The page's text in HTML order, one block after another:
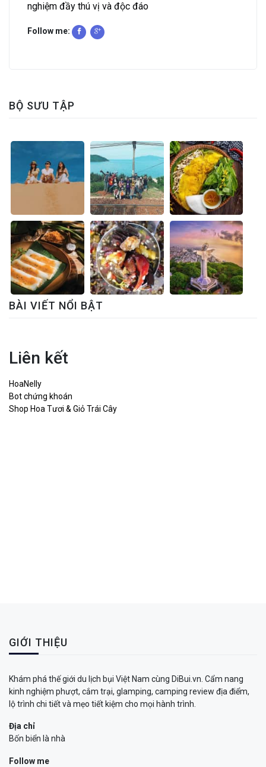
nghiệm đầy thú vị và độc đáo
Follow me:
BỘ SƯU TẬP
BÀI VIẾT NỔI BẬT
Liên kết
HoaNelly
Bot chứng khoán
Shop Hoa Tươi & Giỏ Trái Cây
GIỚI THIỆU
Khám phá thế giới du lịch bụi Việt Nam cùng DiBui.vn. Cẩm nang
kinh nghiệm phượt, cắm trại, glamping, camping review địa điểm,
lộ trình chi tiết và mẹo tiết kiệm cho mọi hành trình.
Địa chỉ
Bốn biển là nhà
Follow me